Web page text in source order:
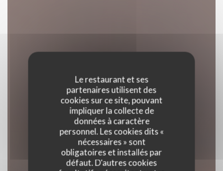
Le restaurant et ses
partenaires utilisent des
cookies sur ce site, pouvant
impliquer la collecte de
données à caractère
personnel. Les cookies dits «
nécessaires » sont
obligatoires et installés par
défaut. D'autres cookies